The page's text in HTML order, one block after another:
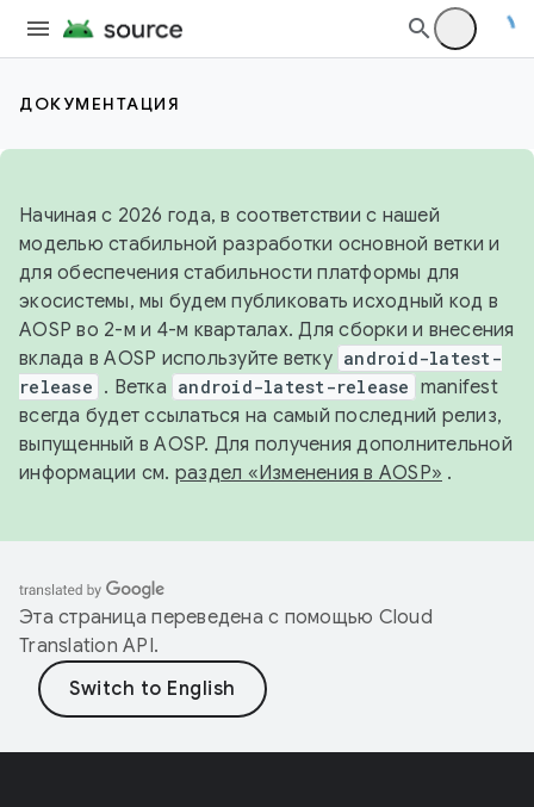
ДОКУМЕНТАЦИЯ
Начиная с 2026 года, в соответствии с нашей
моделью стабильной разработки основной ветки и
для обеспечения стабильности платформы для
экосистемы, мы будем публиковать исходный код в
AOSP во 2-м и 4-м кварталах. Для сборки и внесения
вклада в AOSP используйте ветку android-latest-
release . Ветка android-latest-release manifest
всегда будет ссылаться на самый последний релиз,
выпущенный в AOSP. Для получения дополнительной
информации см. раздел «Изменения в AOSP» .
Эта страница переведена с помощью Cloud
Translation API.